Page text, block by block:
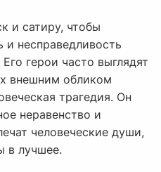
и сатиру, чтобы
и несправедливость
герои часто выглядят
внешним обликом
трагедия. Он
неравенство и
человеческие души,
в лучшее.